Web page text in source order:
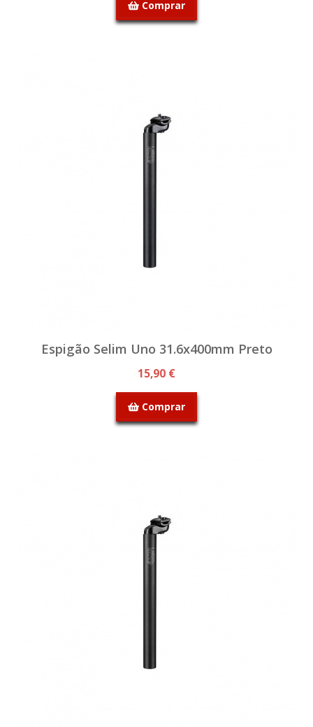
Comprar
Espigão Selim Uno 31.6x400mm Preto
15,90 €
Comprar